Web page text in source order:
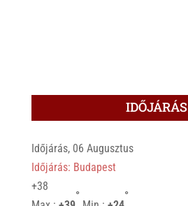
IDŐJÁRÁS
Időjárás, 06 Augusztus
Időjárás: Budapest
+38
° °